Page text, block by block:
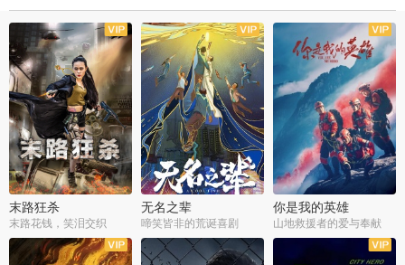
末路狂杀
末路花钱，笑泪交织
无名之辈
啼笑皆非的荒诞喜剧
你是我的英雄
山地救援者的爱与奉献